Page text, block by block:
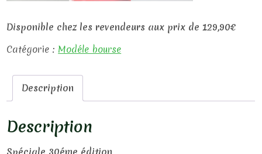
Disponible chez les revendeurs aux prix de 129,90€
Catégorie : Modéle bourse
Description
Description